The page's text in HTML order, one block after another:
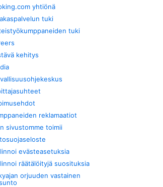
yhtiönä
tuki
tuki
kehitys
reklamaatiot
sivustomme toimii
evästeasetuksia
räätälöityjä suosituksia
orjuuden vastainen